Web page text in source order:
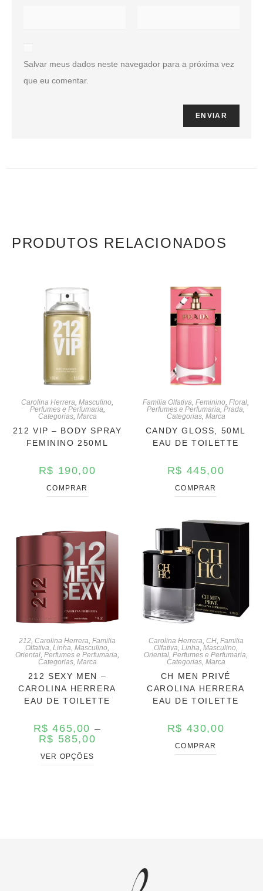
Salvar meus dados neste navegador para a próxima vez
que eu comentar.
PRODUTOS RELACIONADOS
Carolina Herrera Masculino
Perfumes e Perfumaria
Categorias, Marca
212 VIP – BODY SPRAY
FEMININO 250ML
R$ 190,00
COMPRAR
Familia Olfativa Feminino Floral
Perfumes e Perfumaria Prada
Categorias, Marca
CANDY GLOSS, 50ML
EAU DE TOILETTE
R$ 445,00
COMPRAR
212 Carolina Herrera Familia
Olfativa Linha Masculino
Oriental Perfumes e Perfumaria
Categorias, Marca
212 SEXY MEN –
CAROLINA HERRERA
EAU DE TOILETTE
R$ 465,00 –
R$ 585,00
VER OPÇÕES
Carolina Herrera CH, Familia
Olfativa Linha Masculino
Oriental Perfumes e Perfumaria
Categorias, Marca
CH MEN PRIVÉ
CAROLINA HERRERA
EAU DE TOILETTE
R$ 430,00
COMPRAR